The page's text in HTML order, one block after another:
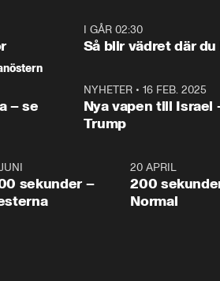
I GÅR 02:30
Så blir vädret där du
– se
NYHETER• 16 FEB. 2025
Nya vapen till Israel
Trump
4:23
sekunder –
20 APRIL
200
Normal